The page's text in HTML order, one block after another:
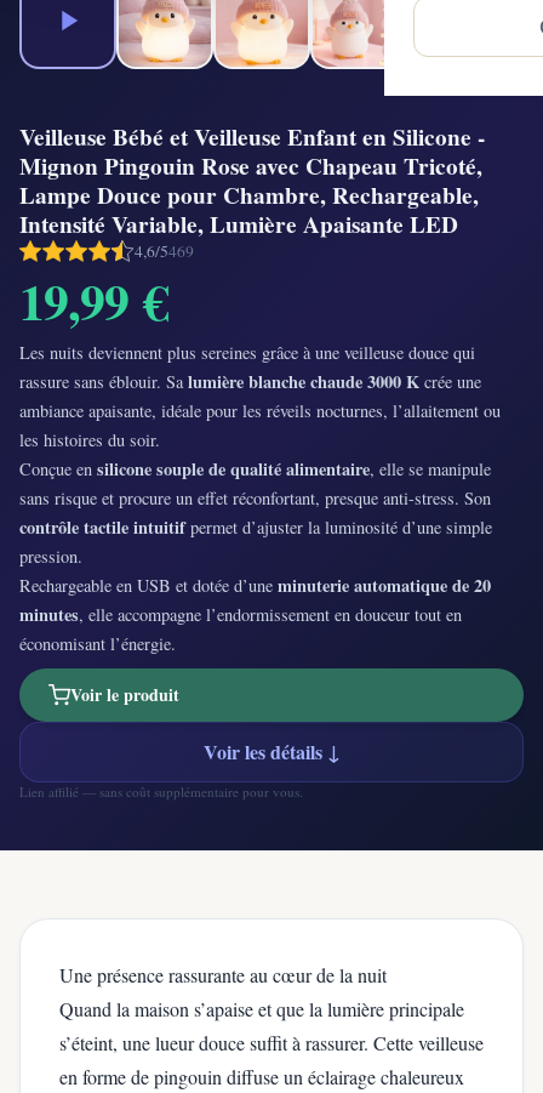
Veilleuse Bébé et Veilleuse Enfant en Silicone -
Mignon Pingouin Rose avec Chapeau Tricoté,
Lampe Douce pour Chambre, Rechargeable,
Intensité Variable, Lumière Apaisante LED
4,6/5469
19,99 €
Les nuits deviennent plus sereines grâce à une veilleuse douce qui
rassure sans éblouir. Salumière blanche chaude 3000 K crée une
ambiance apaisante, idéale pour les réveils nocturnes, l’allaitement ou
les histoires du soir.
Conçue en silicone souple de qualité alimentaire, elle se manipule
sans risque et procure un effet réconfortant, presque anti-stress. Son
contrôle tactile intuitifpermet d’ajuster la luminosité d’une simple
pression.
Rechargeable en USB et dotée d’une minuterie automatique de 20
minutes, elle accompagne l’endormissement en douceur tout en
économisant l’énergie.
Voir le produit
Voir les détails ↓
Lien affilié — sans coût supplémentaire pour vous.
Une présence rassurante au cœur de la nuit
Quand la maison s’apaise et que la lumière principale
s’éteint, une lueur douce suffit à rassurer. Cette veilleuse
en forme de pingouin diffuse un éclairage chaleureux